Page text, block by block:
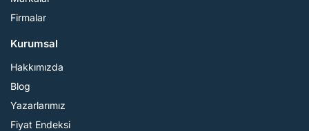
Firmalar
Kurumsal
Hakkımızda
Blog
Yazarlarımız
Fiyat Endeksi